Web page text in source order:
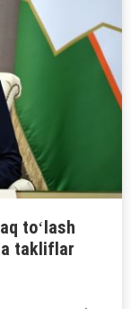
toʻlash
takliflar